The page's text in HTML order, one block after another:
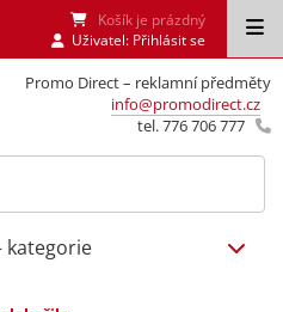
Promo Direct – reklamní předměty
info@promodirect.cz
tel. 776 706 777
Košík je prázdný
Uživatel: Přihlásit se
kategorie